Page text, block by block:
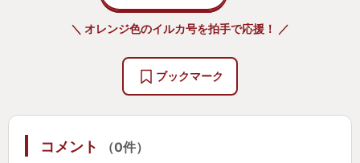
このギャップをぜひ堪能してほしいと思います。
物語は、町の人たちと触れ合いながら、上記の特殊
能力を用いて、その人の心の棘を取り除き、花を咲
ちょっとしたことから手にした特殊能力を用いて小
さな問題を解決するところから始まって、次第に大
＼ オレンジ色のイルカ号を拍手で応援！ ／
ブックマーク
コメント （0件）